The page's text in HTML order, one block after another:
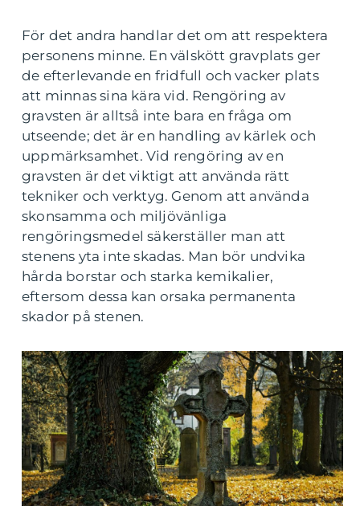
För det andra handlar det om att respektera
personens minne. En välskött gravplats ger
de efterlevande en fridfull och vacker plats
att minnas sina kära vid. Rengöring av
gravsten är alltså inte bara en fråga om
utseende; det är en handling av kärlek och
uppmärksamhet. Vid rengöring av en
gravsten är det viktigt att använda rätt
tekniker och verktyg. Genom att använda
skonsamma och miljövänliga
rengöringsmedel säkerställer man att
stenens yta inte skadas. Man bör undvika
hårda borstar och starka kemikalier,
eftersom dessa kan orsaka permanenta
skador på stenen.